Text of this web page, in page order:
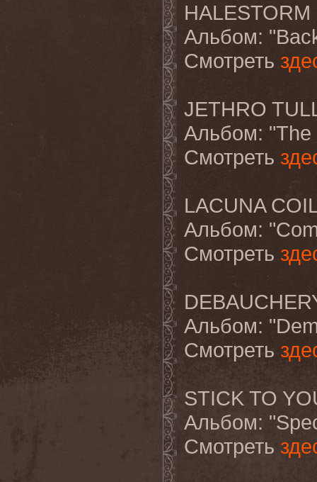
Альбом:
Смотреть
JETHRO
Альбом:
Смотреть
LACUNA
Альбом:
Смотреть
Альбом:
Смотреть
STICK TO
Альбом:
Смотреть